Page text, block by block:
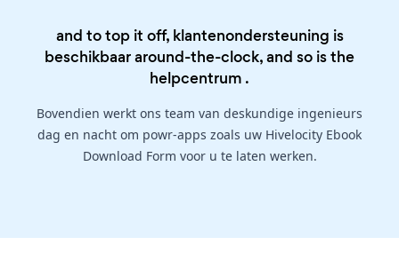
and to top it off, klantenondersteuning is
beschikbaar around-the-clock, and so is the
helpcentrum .
Bovendien werkt ons team van deskundige ingenieurs
dag en nacht om powr-apps zoals uw Hivelocity Ebook
Download Form voor u te laten werken.